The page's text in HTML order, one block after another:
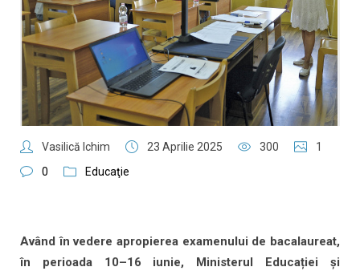
Vasilică Ichim 23 Aprilie 2025 300
1
0
Educaţie
Având în vedere apropierea examenului de bacalaureat,
în perioada 10–16 iunie, Ministerul Educației și